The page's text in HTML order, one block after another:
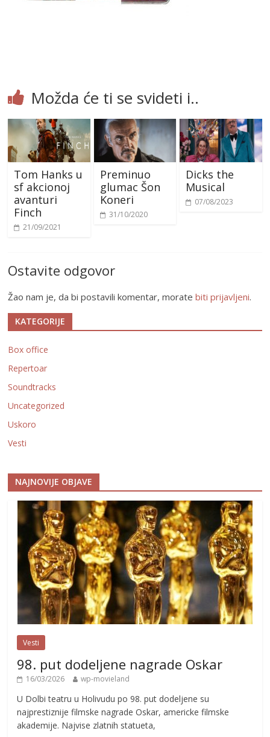
Možda će ti se svideti i..
Tom Hanks u
sf akcionoj
avanturi
Finch
21/09/2021
Preminuo
glumac Šon
Koneri
31/10/2020
Dicks the
Musical
07/08/2023
Ostavite odgovor
Žao nam je, da bi postavili komentar, moratebiti prijavljeni.
KATEGORIJE
Box office
Repertoar
Soundtracks
Uncategorized
Uskoro
Vesti
NAJNOVIJE OBJAVE
Vesti
98. put dodeljene nagrade Oskar
16/03/2026 wp-movieland
U Dolbi teatru u Holivudu po 98. put dodeljene su
najprestiznije filmske nagrade Oskar, americke filmske
akademije. Najvise zlatnih statueta,